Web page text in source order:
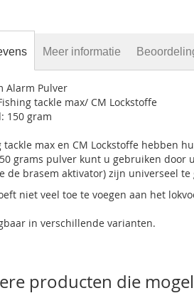
Alarm Pulver
tackle max/ CM Lockstoffe
150 gram
tackle max en CM Lockstoffe hebben
grams pulver kunt u gebruiken door
de brasem aktivator) zijn universeel
niet veel toe te voegen aan het
in verschillende varianten.
Meer informatie
producten die